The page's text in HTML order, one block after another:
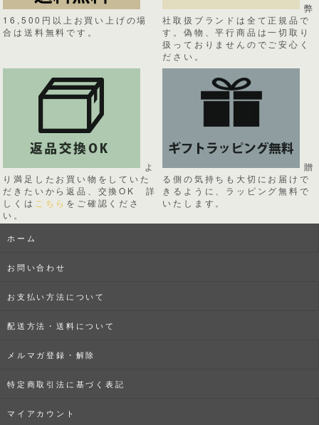
16,500円以上お買い上げの場
合は送料無料です。
弊
社取扱ブランドは全て正規品で
す。偽物、平行商品は一切取り
扱っておりませんのでご安心く
ださい。
よ
り満足したお買い物をしていた
だきたいから返品、交換OK 詳
しくは こちら をご確認くださ
い。
贈
る側の気持ちも大切にお届けで
きるように、ラッピング無料で
いたします。
ホーム
お問い合わせ
お支払い方法について
配送方法・送料について
メルマガ登録・解除
特定商取引法に基づく表記
マイアカウント